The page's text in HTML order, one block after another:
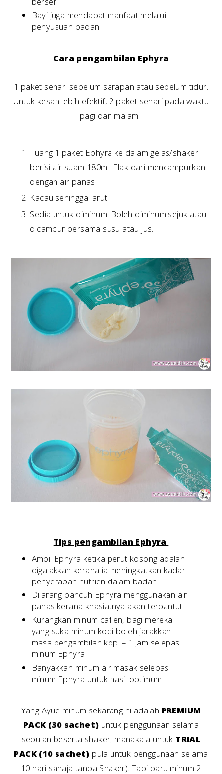
Bayi juga mendapat manfaat melalui
penyusuan badan
Cara pengambilan Ephyra
1 paket sehari sebelum sarapan atau sebelum tidur.
Untuk kesan lebih efektif, 2 paket sehari pada waktu
pagi dan malam.
Tuang 1 paket Ephyra ke dalam gelas/shaker
berisi air suam 180ml. Elak dari mencampurkan
dengan air panas.
Kacau sehingga larut
Sedia untuk diminum. Boleh diminum sejuk atau
dicampur bersama susu atau jus.
Tips pengambilan Ephyra
Ambil Ephyra ketika perut kosong adalah
digalakkan kerana ia meningkatkan kadar
penyerapan nutrien dalam badan
Dilarang bancuh Ephyra menggunakan air
panas kerana khasiatnya akan terbantut
Kurangkan minum cafien, bagi mereka
yang suka minum kopi boleh jarakkan
masa pengambilan kopi – 1 jam selepas
minum Ephyra
Banyakkan minum air masak selepas
minum Ephyra untuk hasil optimum
Yang Ayue minum sekarang ni adalah PREMIUM
PACK (30 sachet) untuk penggunaan selama
sebulan beserta shaker, manakala untuk TRIAL
PACK (10 sachet) pula untuk penggunaan selama
10 hari sahaja tanpa Shaker). Tapi baru minum 2